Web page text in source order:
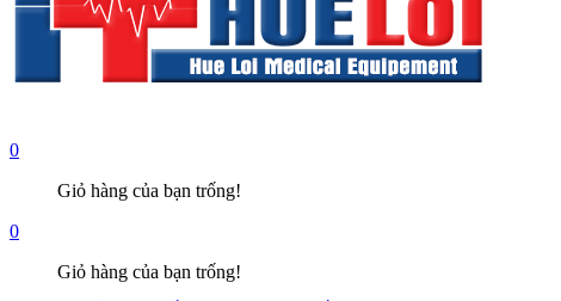
0
Giỏ hàng của bạn trống!
0
Giỏ hàng của bạn trống!